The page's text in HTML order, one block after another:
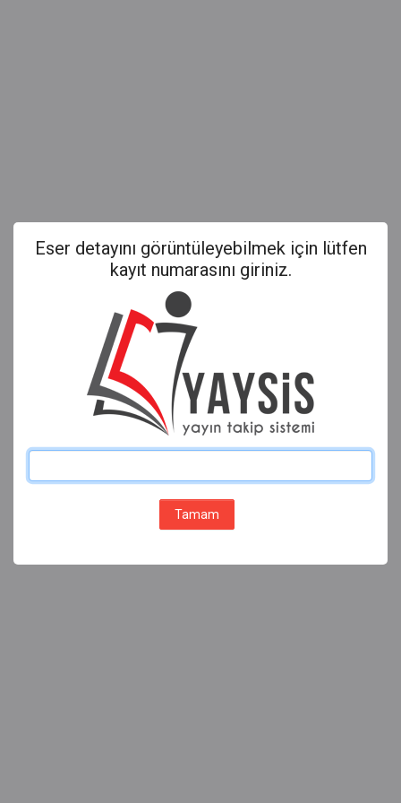
Eser detayını görüntüleyebilmek için lütfen
kayıt numarasını giriniz.
Tamam